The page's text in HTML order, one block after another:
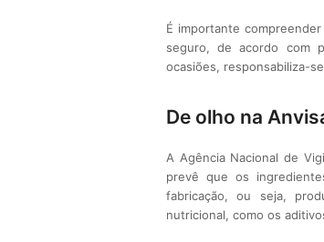
É importante
seguro, de acordo com
ocasiões, responsabiliza-
De olho na
A Agência Nacional de
prevê que os
fabricação, ou seja,
nutricional, como os